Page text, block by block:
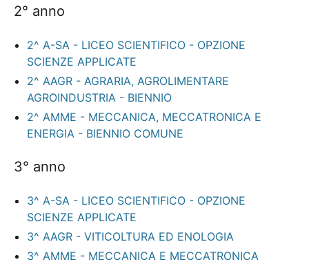
2° anno
2^ A-SA - LICEO SCIENTIFICO - OPZIONE
SCIENZE APPLICATE
2^ AAGR - AGRARIA, AGROLIMENTARE
AGROINDUSTRIA - BIENNIO
2^ AMME - MECCANICA, MECCATRONICA E
ENERGIA - BIENNIO COMUNE
3° anno
3^ A-SA - LICEO SCIENTIFICO - OPZIONE
SCIENZE APPLICATE
3^ AAGR - VITICOLTURA ED ENOLOGIA
3^ AMME - MECCANICA E MECCATRONICA